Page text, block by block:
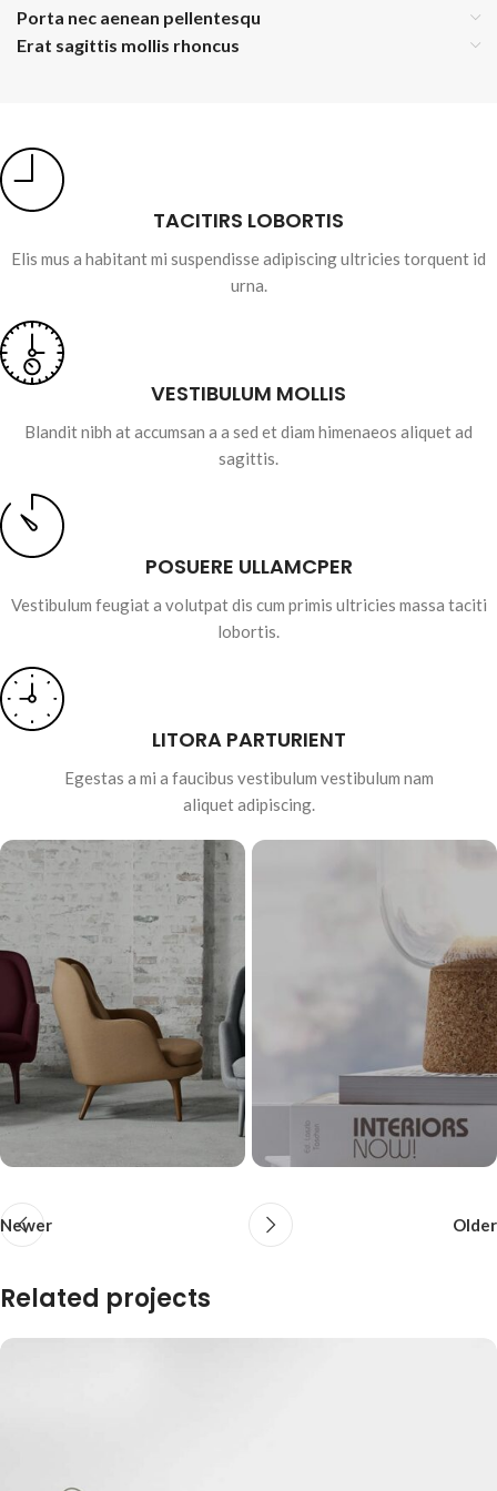
Porta nec aenean pellentesqu
Erat sagittis mollis rhoncus
TACITIRS LOBORTIS
Elis mus a habitant mi suspendisse adipiscing ultricies torquent id
urna.
VESTIBULUM MOLLIS
Blandit nibh at accumsan a a sed et diam himenaeos aliquet ad
sagittis.
POSUERE ULLAMCPER
Vestibulum feugiat a volutpat dis cum primis ultricies massa taciti
lobortis.
LITORA PARTURIENT
Egestas a mi a faucibus vestibulum vestibulum nam
aliquet adipiscing.
Newer Older
Related projects